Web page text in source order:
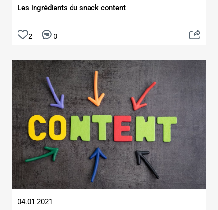
Les ingrédients du snack content
2 0
04.01.2021